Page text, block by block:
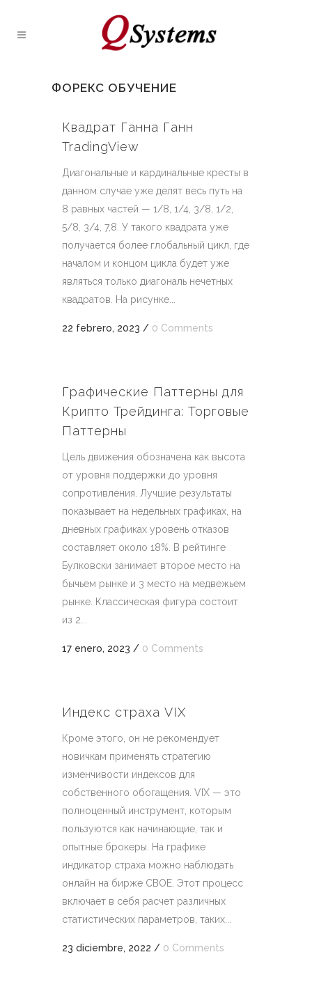
ФОРЕКС ОБУЧЕНИЕ
Квадрат Ганна Ганн
TradingView
Диагональные и кардинальные кресты в
данном случае уже делят весь путь на
8 равных частей — 1/8, 1/4, 3/8, 1/2,
5/8, 3/4, 7,8. У такого квадрата уже
получается более глобальный цикл, где
началом и концом цикла будет уже
являться только диагональ нечетных
квадратов. На рисунке...
22 febrero, 2023 / 0 Comments
Графические Паттерны для
Крипто Трейдинга: Торговые
Паттерны
Цель движения обозначена как высота
от уровня поддержки до уровня
сопротивления. Лучшие результаты
показывает на недельных графиках, на
дневных графиках уровень отказов
составляет около 18%. В рейтинге
Булковски занимает второе место на
бычьем рынке и 3 место на медвежьем
рынке. Классическая фигура состоит
из 2...
17 enero, 2023 / 0 Comments
Индекс страха VIX
Кроме этого, он не рекомендует
новичкам применять стратегию
изменчивости индексов для
собственного обогащения. VIX — это
полноценный инструмент, которым
пользуются как начинающие, так и
опытные брокеры. На графике
индикатор страха можно наблюдать
онлайн на бирже СВОЕ. Этот процесс
включает в себя расчет различных
статистических параметров, таких...
23 diciembre, 2022 / 0 Comments